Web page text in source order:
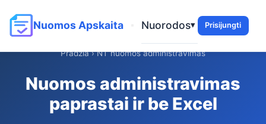
Nuomos Apskaita Nuorodos▾ Prisijungti
Pradžia› NT nuomos administravimas
Nuomos administravimas
paprastai ir be Excel